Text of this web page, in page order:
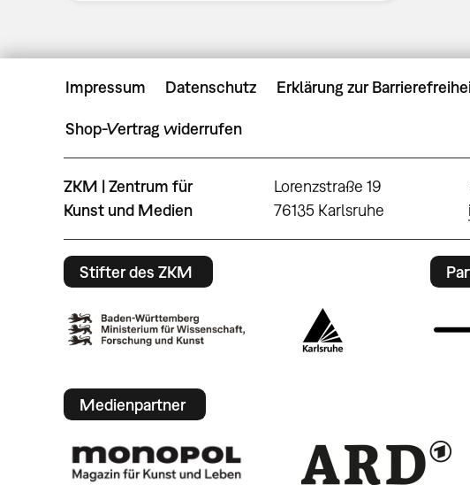
Impressum Datenschutz Erklärung zur
Shop-Vertrag widerrufen
ZKM | Zentrum für
Kunst und Medien
Lorenzstraße 19
76135 Karlsruhe
Stifter des ZKM
Medienpartner